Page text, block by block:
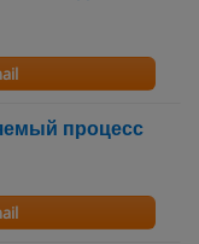
процесс